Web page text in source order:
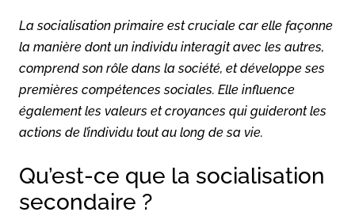
La socialisation primaire est cruciale car elle façonne
la manière dont un individu interagit avec les autres,
comprend son rôle dans la société, et développe ses
premières compétences sociales. Elle influence
également les valeurs et croyances qui guideront les
actions de l’individu tout au long de sa vie.
Qu’est-ce que la socialisation
secondaire ?